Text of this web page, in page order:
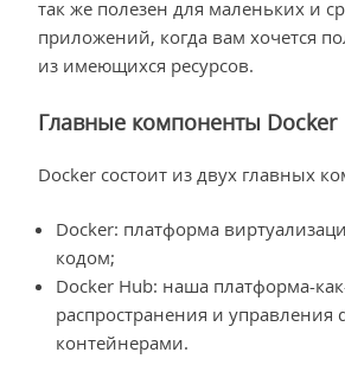
так же полезен для маленьких и
приложений, когда вам хочется
из имеющихся ресурсов.
Главные компоненты Docker
Docker состоит из двух главных
Docker: платформа
кодом;
Docker Hub: наша платформа-
распространения и управления
контейнерами.